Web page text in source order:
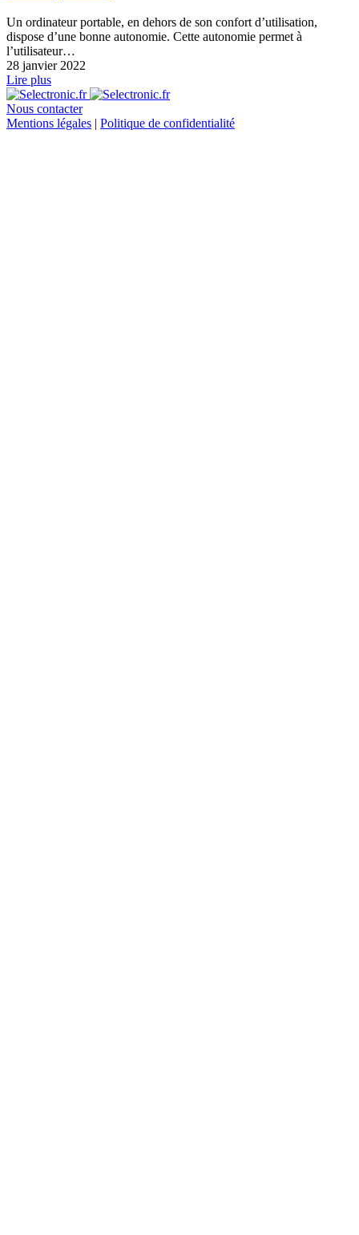
Un ordinateur portable, en dehors de son confort d’utilisation,
dispose d’une bonne autonomie. Cette autonomie permet à
l’utilisateur…
28 janvier 2022
Lire plus
Nous contacter
Mentions légales | Politique de confidentialité